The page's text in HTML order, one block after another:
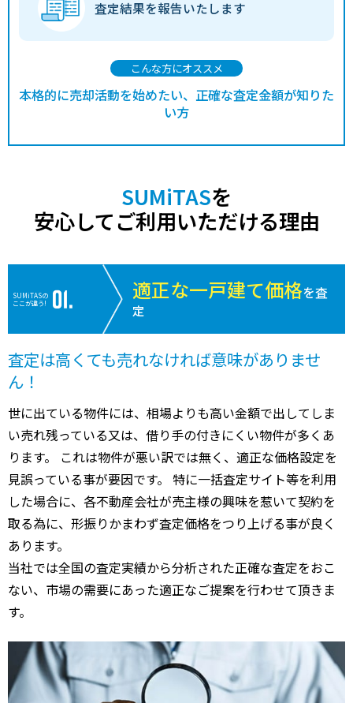
査定結果を報告いたします
こんな方にオススメ
本格的に売却活動を始めたい、正確な査定金額が知りた
い方
SUMiTASを
安心してご利用いただける理由
SUMiTASの
ここが違う!
適正な一戸建て価格を査
定
査定は高くても売れなければ意味がありませ
ん！
世に出ている物件には、相場よりも高い金額で出してしま
い売れ残っている又は、借り手の付きにくい物件が多くあ
ります。 これは物件が悪い訳では無く、適正な価格設定を
見誤っている事が要因です。 特に一括査定サイト等を利用
した場合に、各不動産会社が売主様の興味を惹いて契約を
取る為に、形振りかまわず査定価格をつり上げる事が良く
あります。
当社では全国の査定実績から分析された正確な査定をおこ
ない、市場の需要にあった適正なご提案を行わせて頂きま
す。